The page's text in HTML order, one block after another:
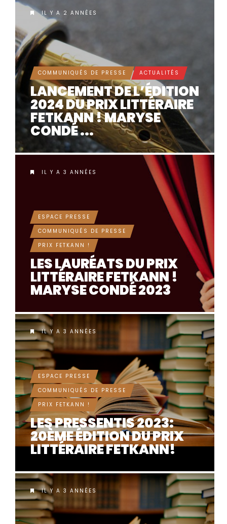
IL Y A 2 ANNÉES
COMMUNIQUÉS DE PRESSE ACTUALITÉS
LANCEMENT DE L’ÉDITION
2024 DU PRIX LITTÉRAIRE
FETKANN ! MARYSE
CONDÉ ...
IL Y A 3 ANNÉES
ESPACE PRESSE
COMMUNIQUÉS DE PRESSE
PRIX FETKANN !
LES LAURÉATS DU PRIX
LITTÉRAIRE FETKANN !
MARYSE CONDÉ 2023
IL Y A 3 ANNÉES
ESPACE PRESSE
COMMUNIQUÉS DE PRESSE
PRIX FETKANN !
LES PRESSENTIS 2023:
20ÈME ÉDITION DU PRIX
LITTÉRAIRE FETKANN!
IL Y A 3 ANNÉES